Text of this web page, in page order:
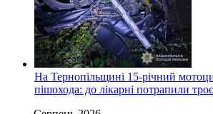
На Тернопільщині 15-річний
пішохода: до лікарні потрапили